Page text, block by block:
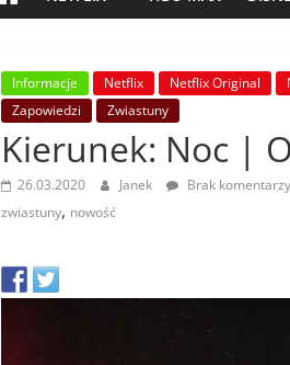
Informacje Netflix Netflix Original
Zapowiedzi
Zwiastuny
Kierunek: Noc |
26.03.2020 Janek Brak komentarzy
zwiastuny, nowość